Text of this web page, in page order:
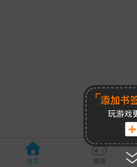
首页 游戏